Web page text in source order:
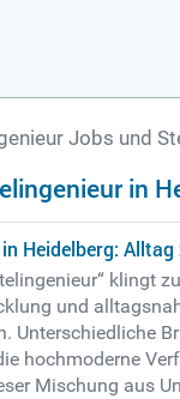
Jobs und
in
Heidelberg:
klingt
und
Unterschiedliche
hochmoderne
Mischung aus